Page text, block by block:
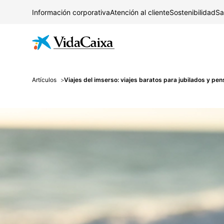
Información corporativaAtención al clienteSostenibilidad
Artículos Viajes del imserso: viajes baratos para jubilados y